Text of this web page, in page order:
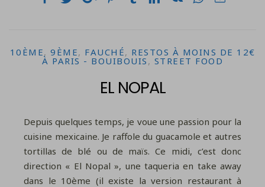
10ÈME, 9ÈME, FAUCHÉ, RESTOS À MOINS DE 12€
À PARIS - BOUIBOUIS , STREET FOOD
EL NOPAL
Depuis quelques temps, je voue une passion pour la
cuisine mexicaine. Je raffole du guacamole et autres
tortillas de blé ou de maïs. Ce midi, c’est donc
direction « El Nopal », une taqueria en take away
dans le 10ème (il existe la version restaurant à